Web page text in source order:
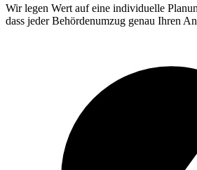
Wir legen Wert auf eine individuelle
dass jeder Behördenumzug genau Ihren